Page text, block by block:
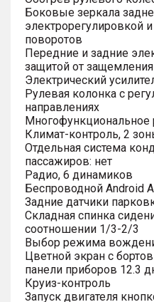
Боковые зеркала
электрорегулировкой
поворотов
Передние и задние
защитой от защемления
Электрический
Рулевая колонка с
направлениях
Многофункциональное
Климат-контроль, 2
Отдельная система
пассажиров: нет
Радио, 6 динамиков
Беспроводной Android
Задние датчики
Складная спинка
соотношении 1/3-2/3
Выбор режима
Цветной экран с
панели приборов 12.3
Круиз-контроль
Запуск двигателя